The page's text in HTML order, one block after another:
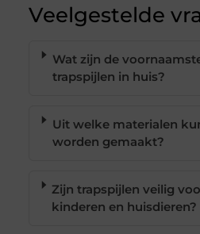
Veelgestelde
Wat zijn de
trapspijlen in huis?
Uit welke materialen
worden gemaakt?
Zijn trapspijlen veilig
kinderen en huisdieren?